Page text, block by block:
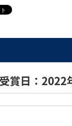
賞日：2022